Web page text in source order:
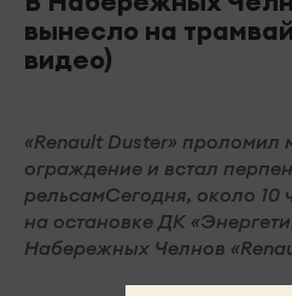
вынесло на
видео)
«Renault Duster» проломил
ограждение и встал
рельсамСегодня, около 10
на остановке ДК
Набережных Челнов